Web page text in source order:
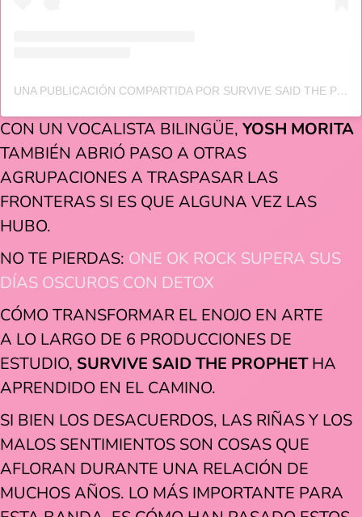
UNA PUBLICACIÓN COMPARTIDA POR SURVIVE SAID THE PROPHET (@SURVIVESAIDTHEPROPHET)
CON UN VOCALISTA BILINGÜE, YOSH MORITA
TAMBIÉN ABRIÓ PASO A OTRAS
AGRUPACIONES A TRASPASAR LAS
FRONTERAS SI ES QUE ALGUNA VEZ LAS
HUBO.
NO TE PIERDAS: ONE OK ROCK SUPERA SUS
DÍAS OSCUROS CON DETOX
CÓMO TRANSFORMAR EL ENOJO EN ARTE
A LO LARGO DE 6 PRODUCCIONES DE
ESTUDIO, SURVIVE SAID THE PROPHETHA
APRENDIDO EN EL CAMINO.
SI BIEN LOS DESACUERDOS, LAS RIÑAS Y LOS
MALOS SENTIMIENTOS SON COSAS QUE
AFLORAN DURANTE UNA RELACIÓN DE
MUCHOS AÑOS. LO MÁS IMPORTANTE PARA